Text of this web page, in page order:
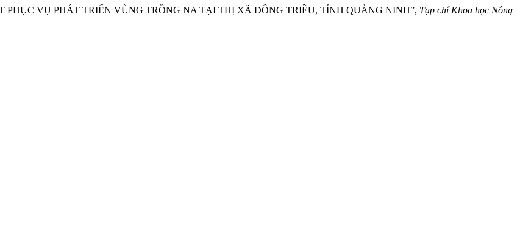
PHỤC VỤ PHÁT TRIỂN VÙNG TRỒNG NA TẠI THỊ XÃ ĐÔNG TRIỀU, TỈNH QUẢNG NINH”, Tạp chí Khoa học Nông